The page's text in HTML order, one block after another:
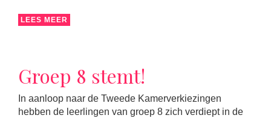
LEES MEER
Groep 8 stemt!
In aanloop naar de Tweede Kamerverkiezingen
hebben de leerlingen van groep 8 zich verdiept in de